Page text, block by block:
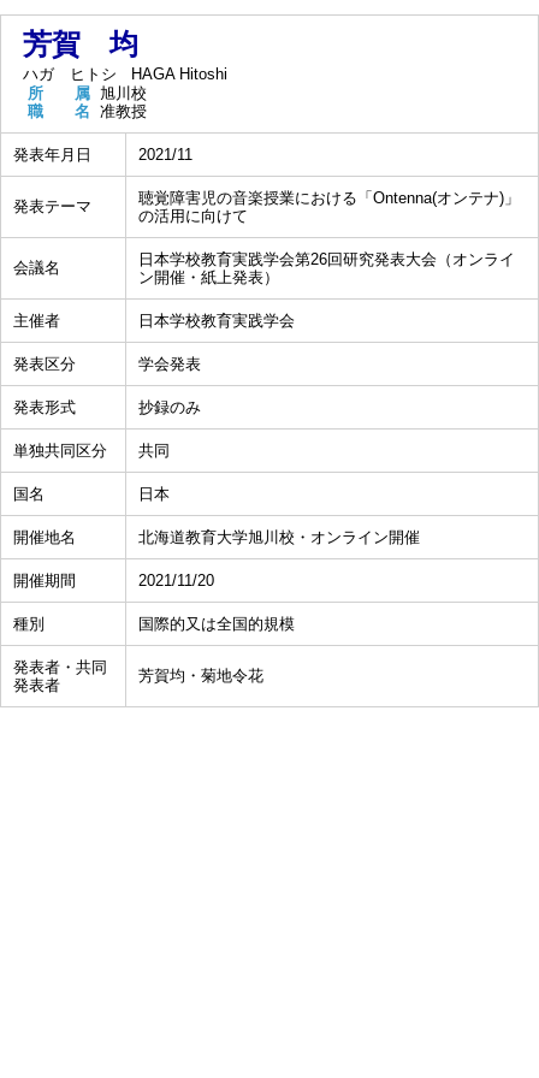
芳賀 均
ハガ ヒトシ
HAGA Hitoshi
所 属 旭川校
職 名 准教授
発表年月日 2021/11
発表テーマ
聴覚障害児の音楽授業における「Ontenna(オンテナ)」
の活用に向けて
会議名
日本学校教育実践学会第26回研究発表大会（オンライ
ン開催・紙上発表）
主催者 日本学校教育実践学会
発表区分 学会発表
発表形式 抄録のみ
単独共同区分 共同
国名 日本
開催地名 北海道教育大学旭川校・オンライン開催
開催期間 2021/11/20
種別 国際的又は全国的規模
発表者・共同
発表者
芳賀均・菊地令花